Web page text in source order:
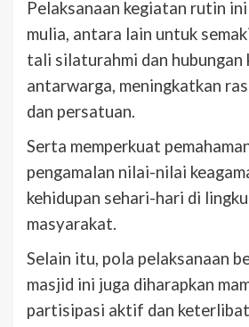
Pelaksanaan kegiatan rutin
mulia, antara lain untuk
tali silaturahmi dan hubungan
antarwarga, meningkatkan
dan persatuan.
Serta memperkuat
pengamalan nilai-nilai
kehidupan sehari-hari di
masyarakat.
Selain itu, pola pelaksanaan
masjid ini juga diharapkan
partisipasi aktif dan